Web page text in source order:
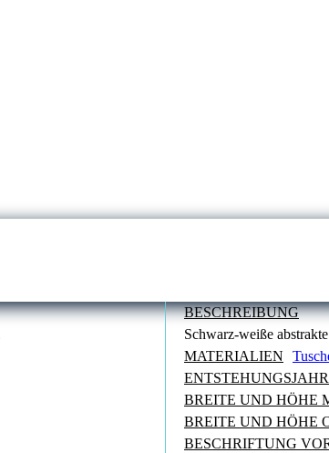
BESCHREIBUNG
Schwarz-weiße
MATERIALIEN
BREITE UND HÖHE
BREITE UND HÖHE
BESCHRIFTUNG